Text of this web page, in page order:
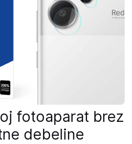
fotoaparat brez
debeline